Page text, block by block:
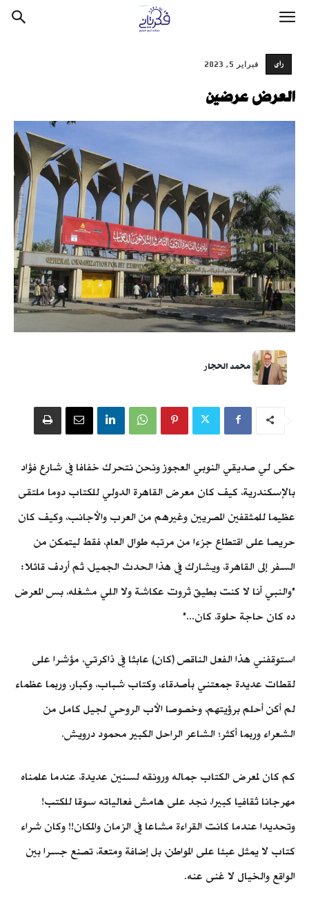
رأى فبراير 5, 2023
العرض عرضين
محمد الحجار
حكى لي صديقي النوبي العجوز ونحن نتحرك خفافا في شارع فؤاد
بالإسكندرية، كيف كان معرض القاهرة الدولي للكتاب دوما ملتقى
عظيما للمثقفين المصريين وغيرهم من العرب والأجانب، وكيف كان
حريصا على اقتطاع جزءا من مرتبه طوال العام، فقط ليتمكن من
السفر إلى القاهرة، ويشارك في هذا الحدث الجميل، ثم أردف قائلا:
"والنبي أنا لا كنت بطيق ثروت عكاشة ولا اللي مشغله، بس المعرض
ده كان حاجة حلوة، كان..."
استوقفني هذا الفعل الناقص (كان) عابثا في ذاكرتي، مؤشرا على
لقطات عديدة جمعتني بأصدقاء، وكتاب شباب، وكبار، وربما عظماء
لم أكن أحلم برؤيتهم، وخصوصا الأب الروحي لجيل كامل من
الشعراء وربما أكثر؛ الشاعر الراحل الكبير محمود درويش.
كم كان لمعرض الكتاب جماله ورونقه لسنين عديدة، عندما علمناه
مهرجانا ثقافيا كبيرا، نجد على هامش فعالياته سوقا للكتب!
وتحديدا عندما كانت القراءة مشاعا في الزمان والمكان!! وكان شراء
كتاب لا يمثل عبئا على المواطن، بل إضافة ومتعة، تصنع جسرا بين
الواقع والخيال لا غنى عنه.